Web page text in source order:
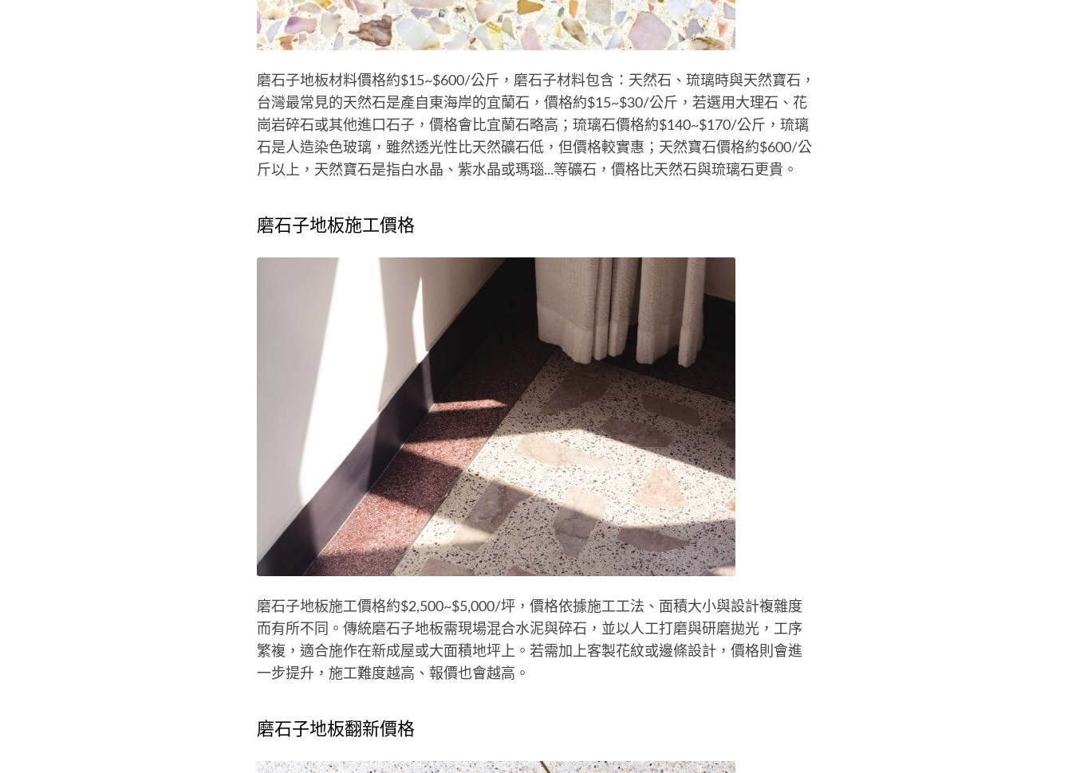
磨石子地板材料價格約$15~$600/公斤，磨石子材料包含：天然石、琉璃時與天然寶石，
台灣最常見的天然石是產自東海岸的宜蘭石，價格約$15~$30/公斤，若選用大理石、花
崗岩碎石或其他進口石子，價格會比宜蘭石略高；琉璃石價格約$140~$170/公斤，琉璃
石是人造染色玻璃，雖然透光性比天然礦石低，但價格較實惠；天然寶石價格約$600/公
斤以上，天然寶石是指白水晶、紫水晶或瑪瑙...等礦石，價格比天然石與琉璃石更貴。
磨石子地板施工價格
磨石子地板施工價格約$2,500~$5,000/坪，價格依據施工工法、面積大小與設計複雜度
而有所不同。傳統磨石子地板需現場混合水泥與碎石，並以人工打磨與研磨拋光，工序
繁複，適合施作在新成屋或大面積地坪上。若需加上客製花紋或邊條設計，價格則會進
一步提升，施工難度越高、報價也會越高。
磨石子地板翻新價格